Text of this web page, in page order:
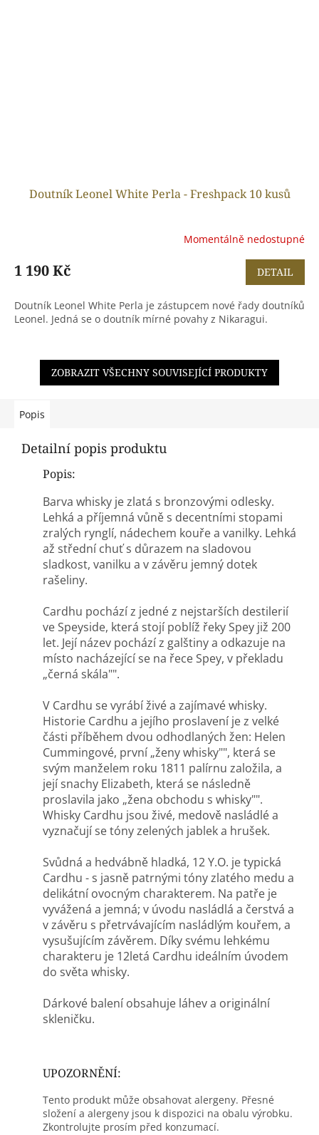
Doutník Leonel White Perla - Freshpack 10 kusů
Momentálně nedostupné
1 190 Kč DETAIL
Doutník Leonel White Perla je zástupcem nové řady doutníků
Leonel. Jedná se o doutník mírné povahy z Nikaragui.
ZOBRAZIT VŠECHNY SOUVISEJÍCÍ PRODUKTY
Popis
Detailní popis produktu
Popis:
Barva whisky je zlatá s bronzovými odlesky.
Lehká a příjemná vůně s decentními stopami
zralých rynglí, nádechem kouře a vanilky. Lehká
až střední chuť s důrazem na sladovou
sladkost, vanilku a v závěru jemný dotek
rašeliny.
Cardhu pochází z jedné z nejstarších destilerií
ve Speyside, která stojí poblíž řeky Spey již 200
let. Její název pochází z galštiny a odkazuje na
místo nacházející se na řece Spey, v překladu
„černá skála"".
V Cardhu se vyrábí živé a zajímavé whisky.
Historie Cardhu a jejího proslavení je z velké
části příběhem dvou odhodlaných žen: Helen
Cummingové, první „ženy whisky"", která se
svým manželem roku 1811 palírnu založila, a
její snachy Elizabeth, která se následně
proslavila jako „žena obchodu s whisky"".
Whisky Cardhu jsou živé, medově nasládlé a
vyznačují se tóny zelených jablek a hrušek.
Svůdná a hedvábně hladká, 12 Y.O. je typická
Cardhu - s jasně patrnými tóny zlatého medu a
delikátní ovocným charakterem. Na patře je
vyvážená a jemná; v úvodu nasládlá a čerstvá a
v závěru s přetrvávajícím nasládlým kouřem, a
vysušujícím závěrem. Díky svému lehkému
charakteru je 12letá Cardhu ideálním úvodem
do světa whisky.
Dárkové balení obsahuje láhev a originální
skleničku.
UPOZORNĚNÍ:
Tento produkt může obsahovat alergeny. Přesné
složení a alergeny jsou k dispozici na obalu výrobku.
Zkontrolujte prosím před konzumací.